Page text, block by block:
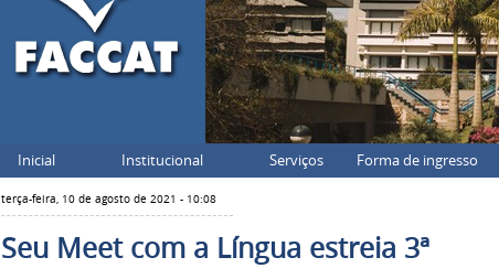
Inicial Institucional Serviços Forma de ingresso
terça-feira, 10 de agosto de 2021 - 10:08
Seu Meet com a Língua estreia 3ª